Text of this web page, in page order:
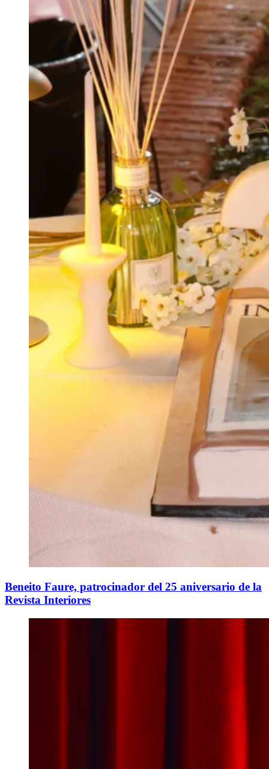
Beneito Faure, patrocinador del 25 aniversario de la
Revista Interiores